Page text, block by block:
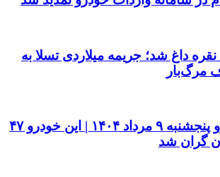
داغ شد؛ جریمه میلاردی تسلا به
مرگ‌بار
قیمت خودرو پنجشنبه ۹ مرداد ۱۴۰۴ | این خودرو ۴۷
گران شد